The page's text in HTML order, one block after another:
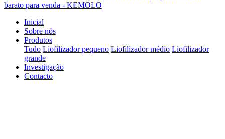
Inicial
Sobre nós
Produtos
Tudo Liofilizador pequeno Liofilizador médio Liofilizador
grande
Investigação
Contacto